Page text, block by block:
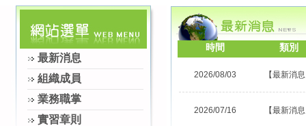
最新消息
組織成員
業務職掌
實習章則
時間 類別
2026/08/03 【最新消
2026/07/16 【最新消